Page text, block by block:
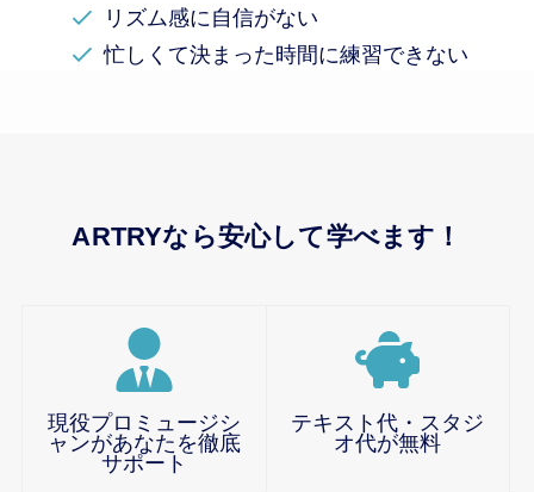
リズム感に自信がない
忙しくて決まった時間に練習できない
ARTRYなら安心して学べます！
現役プロミュージシ
ャンがあなたを徹底
サポート
テキスト代・スタジ
オ代が無料